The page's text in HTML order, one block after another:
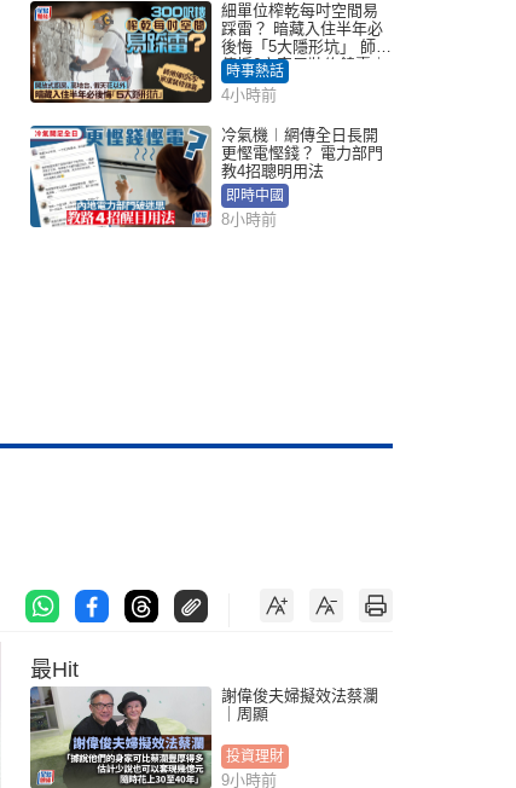
細單位榨乾每吋空間易
踩雷？ 暗藏入住半年必
後悔「5大隱形坑」 師傅
傳授6字家居裝修錦囊｜
Juicy叮
時事熱話
4小時前
冷氣機︱網傳全日長開
更慳電慳錢？ 電力部門
教4招聰明用法
即時中國
8小時前
最Hit
謝偉俊夫婦擬效法蔡瀾
｜周顯
投資理財
9小時前